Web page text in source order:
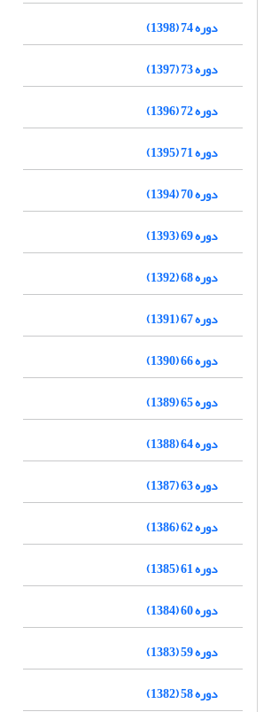
دوره 74 (1398)
دوره 73 (1397)
دوره 72 (1396)
دوره 71 (1395)
دوره 70 (1394)
دوره 69 (1393)
دوره 68 (1392)
دوره 67 (1391)
دوره 66 (1390)
دوره 65 (1389)
دوره 64 (1388)
دوره 63 (1387)
دوره 62 (1386)
دوره 61 (1385)
دوره 60 (1384)
دوره 59 (1383)
دوره 58 (1382)